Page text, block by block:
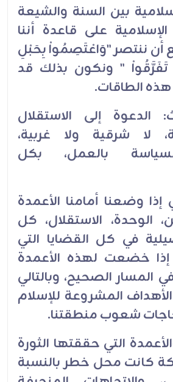
بين السنة والشيعة
على قاعدة أننا
أن ننتصر "وَاعْتَصِمُواْ بِحَبْلِ
تَفَرَّقُواْ " ونكون بذلك قد
الطاقات.
الدعوة إلى الاستقلال
لا شرقية ولا غربية،
بالعمل، بكل
وضعنا أمامنا الأعمدة
الوحدة، الاستقلال، كل
في كل القضايا التي
إذا خضعت لهذه الأعمدة
المسار الصحيح، وبالتالي
المشروعة للإسلام
شعوب منطقتنا.
التي حققتها الثورة
كانت محل خطر بالنسبة